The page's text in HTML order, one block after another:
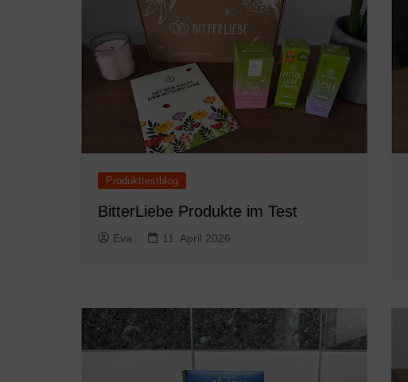
Produkttestblog
BitterLiebe Produkte im Test
Eva 11. April 2026